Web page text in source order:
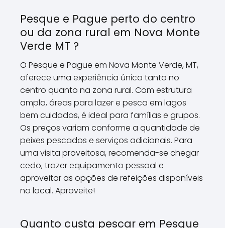
Pesque e Pague perto do centro
ou da zona rural em Nova Monte
Verde MT ?
O Pesque e Pague em Nova Monte Verde, MT,
oferece uma experiência única tanto no
centro quanto na zona rural. Com estrutura
ampla, áreas para lazer e pesca em lagos
bem cuidados, é ideal para famílias e grupos.
Os preços variam conforme a quantidade de
peixes pescados e serviços adicionais. Para
uma visita proveitosa, recomenda-se chegar
cedo, trazer equipamento pessoal e
aproveitar as opções de refeições disponíveis
no local. Aproveite!
Quanto custa pescar em Pesque